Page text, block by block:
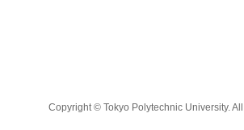
Copyright © Tokyo Polytechnic University.